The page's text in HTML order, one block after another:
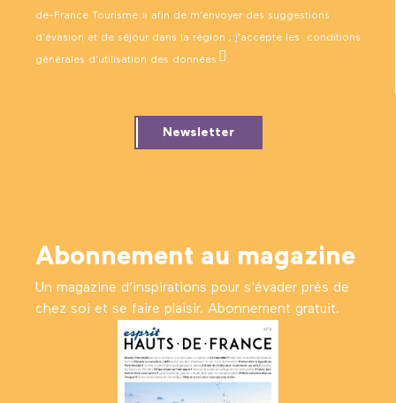
de-France Tourisme » afin de m’envoyer des suggestions
d’évasion et de séjour dans la région ; j’accepte les conditions
générales d’utilisation des données .
Newsletter
Abonnement au magazine
Un magazine d’inspirations pour s'évader près de
chez soi et se faire plaisir. Abonnement gratuit.